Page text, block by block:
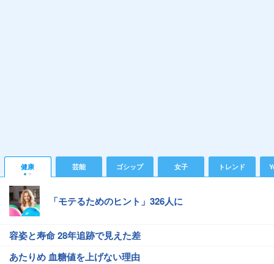
健康 芸能 ゴシップ 女子 トレンド
「モテるためのヒント」326人に
容姿と寿命 28年追跡で見えた差
あたりめ 血糖値を上げない理由